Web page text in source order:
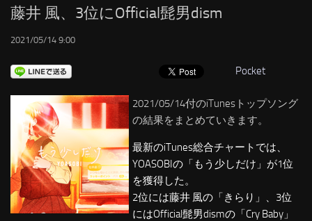
藤井 風、3位にOfficial髭男dism
2021/05/14 9:00
Pocket
2021/05/14付のiTunesトップソング
の結果をまとめていきます。
最新のiTunes総合チャートでは、
YOASOBIの「もう少しだけ」が1位
を獲得した。
2位には藤井 風の「きらり」、3位
にはOfficial髭男dismの「Cry Baby」